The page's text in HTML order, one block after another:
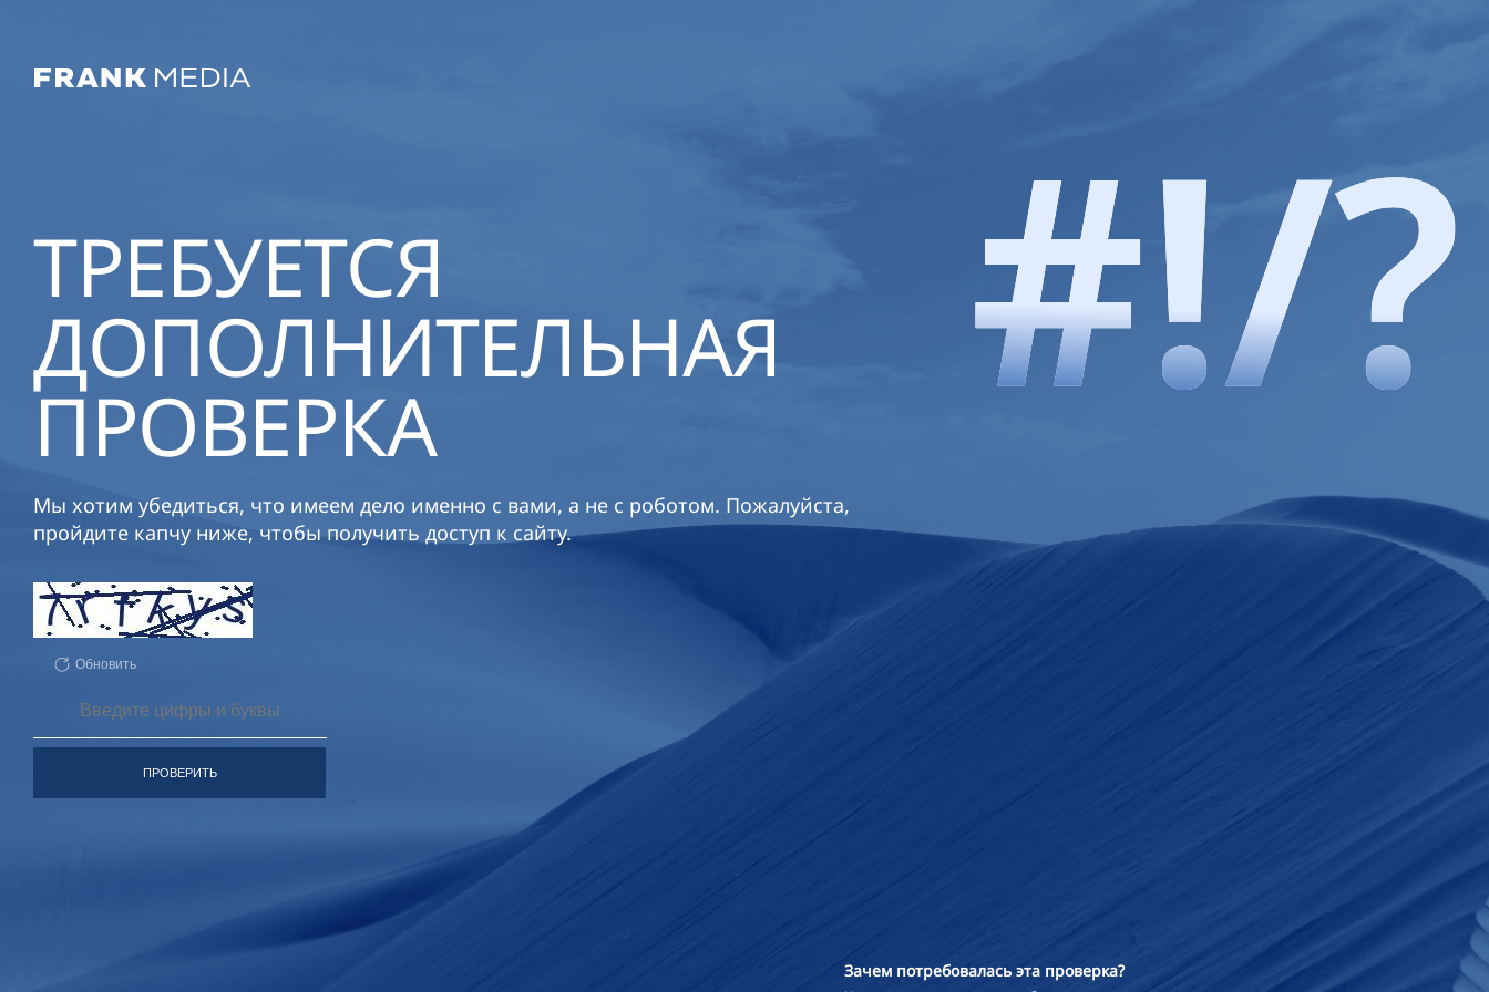
ТРЕБУЕТСЯ
ДОПОЛНИТЕЛЬНАЯ
ПРОВЕРКА
Мы хотим убедиться, что имеем дело именно с вами, а не с роботом. Пожалуйста,
пройдите капчу ниже, чтобы получить доступ к сайту.
Обновить
ПРОВЕРИТЬ
Зачем потребовалась эта проверка?